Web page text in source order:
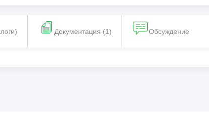
Документация (1) Обсуждение